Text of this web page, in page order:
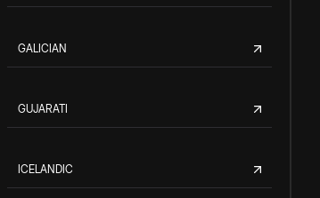
GALICIAN
GUJARATI
ICELANDIC